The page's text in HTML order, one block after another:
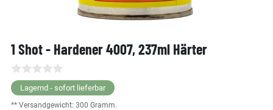
1 Shot - Hardener 4007, 237ml Härter
Lagernd - sofort lieferbar
** Versandgewicht: 300 Gramm.